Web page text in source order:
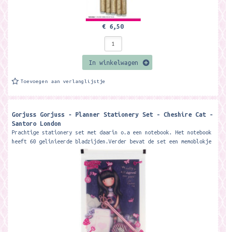
€ 6,50
In winkelwagen
Toevoegen aan verlanglijstje
Gorjuss Gorjuss - Planner Stationery Set - Cheshire Cat -
Santoro London
Prachtige stationery set met daarin o.a een notebook. Het notebook
heeft 60 gelinieerde bladzijden.Verder bevat de set een memoblokje